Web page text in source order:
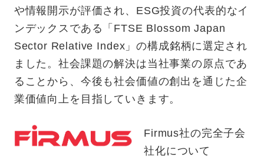
や情報開示が評価され、ESG投資の代表的なイ
ンデックスである「FTSE Blossom Japan
Sector Relative Index」の構成銘柄に選定され
ました。社会課題の解決は当社事業の原点であ
ることから、今後も社会価値の創出を通じた企
業価値向上を目指していきます。
Firmus社の完全子会
社化について